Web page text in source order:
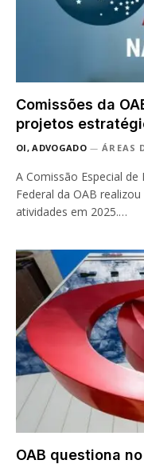
Comissões da
projetos
OI, ADVOGADO ÁREAS
A Comissão Especial
Federal da OAB
atividades em 2025.…
OAB questiona